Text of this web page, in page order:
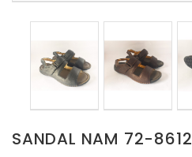
SANDAL NAM 72-8612